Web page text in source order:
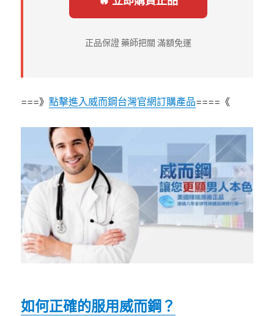
正品保證 藥師把關 滿額免運
===》點擊進入威而鋼台灣官網訂購產品====《
如何正確的服用威而鋼？